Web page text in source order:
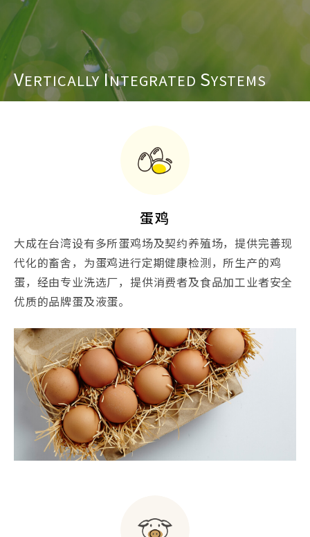
VERTICALLYINTEGRATED SYSTEMS
蛋鸡
大成在台湾设有多所蛋鸡场及契约养殖场，提供完善现
代化的畜舍，为蛋鸡进行定期健康检测，所生产的鸡
蛋，经由专业洗选厂，提供消费者及食品加工业者安全
优质的品牌蛋及液蛋。